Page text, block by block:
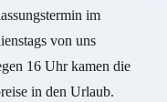
im
von uns
16 Uhr kamen die
in den Urlaub.